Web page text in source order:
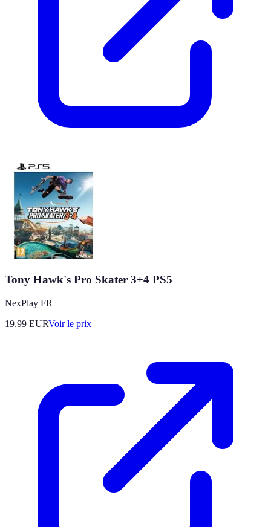
Tony Hawk's Pro Skater 3+4 PS5
NexPlay FR
19.99 EURVoir le prix